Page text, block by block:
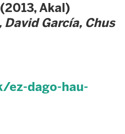
Akal)
García, Chus
ez-dago-hau-